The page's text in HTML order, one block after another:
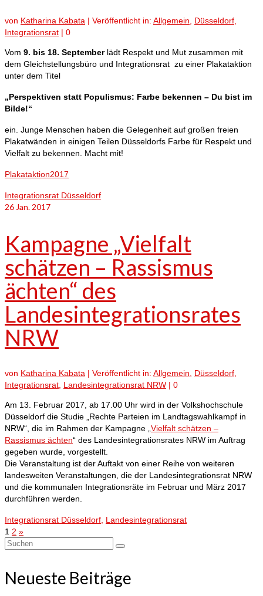
von Katharina Kabata | Veröffentlicht in: Allgemein Düsseldorf
Integrationsrat | 0
Vom 9. bis 18. Septemberlädt Respekt und Mut zusammen mit
dem Gleichstellungsbüro und Integrationsrat zu einer Plakataktion
unter dem Titel
„Perspektiven statt Populismus: Farbe bekennen – Du bist im
Bilde!“
ein. Junge Menschen haben die Gelegenheit auf großen freien
Plakatwänden in einigen Teilen Düsseldorfs Farbe für Respekt und
Vielfalt zu bekennen. Macht mit!
Plakataktion2017
Integrationsrat Düsseldorf
26 Jan. 2017
Kampagne „Vielfalt
schätzen – Rassismus
ächten“ des
Landesintegrationsrates
NRW
von Katharina Kabata | Veröffentlicht in: Allgemein, Düsseldorf,
Integrationsrat, Landesintegrationsrat NRW | 0
Am 13. Februar 2017, ab 17.00 Uhr wird in der Volkshochschule
Düsseldorf die Studie „Rechte Parteien im Landtagswahlkampf in
NRW“, die im Rahmen der Kampagne „Vielfalt schätzen –
Rassismus ächten“ des Landesintegrationsrates NRW im Auftrag
gegeben wurde, vorgestellt.
Die Veranstaltung ist der Auftakt von einer Reihe von weiteren
landesweiten Veranstaltungen, die der Landesintegrationsrat NRW
und die kommunalen Integrationsräte im Februar und März 2017
durchführen werden.
Integrationsrat Düsseldorf, Landesintegrationsrat
Seitennummerierung
Beiträge
1 2 »
Suchen
Neueste Beiträge